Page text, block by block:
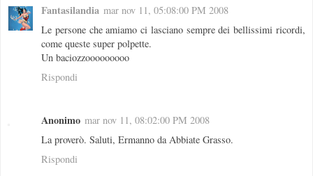
Fantasilandia mar nov 11, 05:08:00 PM 2008
Le persone che amiamo ci lasciano sempre dei bellissimi ricordi,
come queste super polpette.
Un baciozzooooooooo
Rispondi
Anonimo mar nov 11, 08:02:00 PM 2008
La proverò. Saluti, Ermanno da Abbiate Grasso.
Rispondi